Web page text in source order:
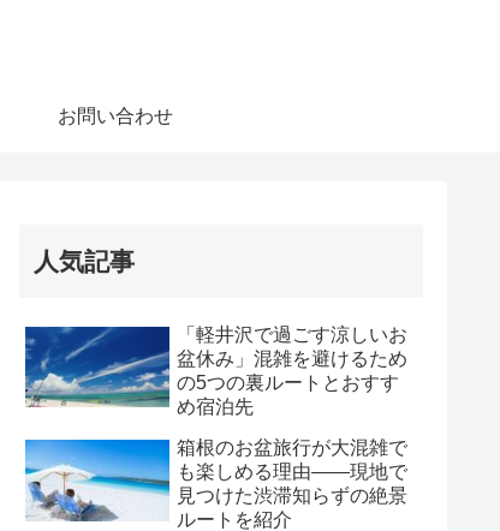
お問い合わせ
人気記事
「軽井沢で過ごす涼しいお
盆休み」混雑を避けるため
の5つの裏ルートとおすす
め宿泊先
箱根のお盆旅行が大混雑で
も楽しめる理由――現地で
見つけた渋滞知らずの絶景
ルートを紹介